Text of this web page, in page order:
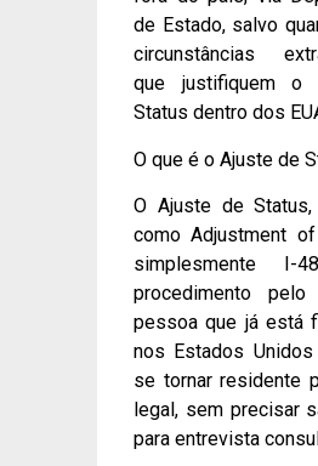
de Estado, salvo
circunstâncias
que justifiquem o
Status dentro dos
O que é o Ajuste de
O Ajuste de Status,
como Adjustment
simplesmente
procedimento
pessoa que já está
nos Estados
se tornar residente
legal, sem precisar
para entrevista